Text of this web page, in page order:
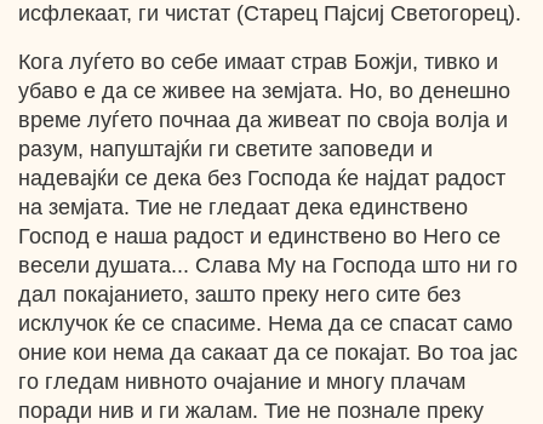
исфлекаат, ги чистат (Старец Пајсиј Светогорец).
Кога луѓето во себе имаат страв Божји, тивко и
убаво е да се живее на земјата. Но, во денешно
време луѓето почнаа да живеат по своја волја и
разум, напуштајќи ги светите заповеди и
надевајќи се дека без Господа ќе најдат радост
на земјата. Тие не гледаат дека единствено
Господ е наша радост и единствено во Него се
весели душата... Слава Му на Господа што ни го
дал покајанието, зашто преку него сите без
исклучок ќе се спасиме. Нема да се спасат само
оние кои нема да сакаат да се покајат. Во тоа јас
го гледам нивното очајание и многу плачам
поради нив и ги жалам. Тие не познале преку